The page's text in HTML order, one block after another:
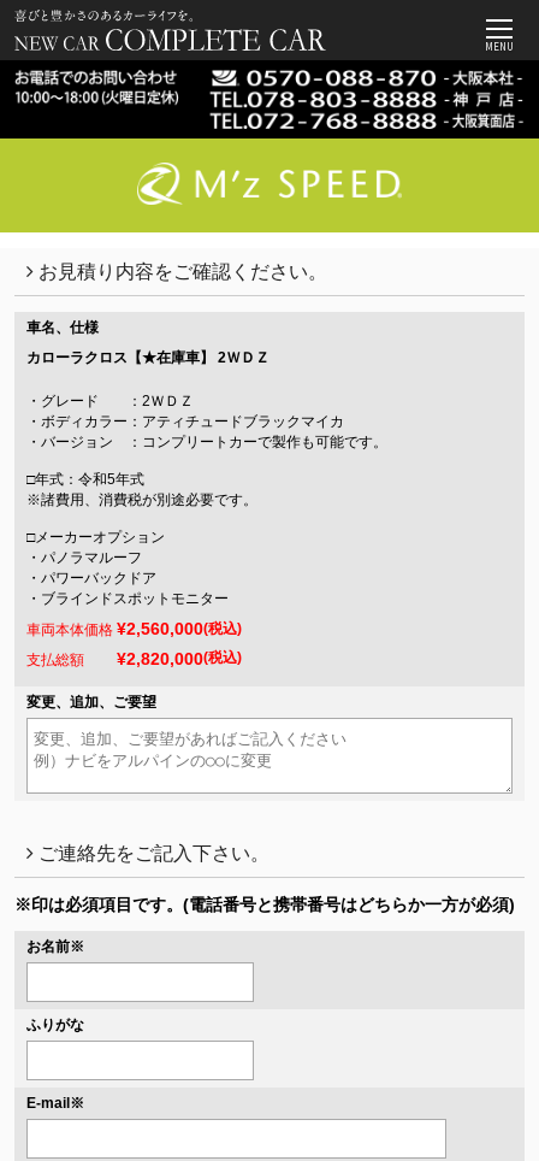
MENU
お見積り内容をご確認ください。
車名、仕様
カローラクロス【★在庫車】 2ＷＤＺ
・グレード ：2ＷＤＺ
・ボディカラー：アティチュードブラックマイカ
・バージョン ：コンプリートカーで製作も可能です。
□年式：令和5年式
※諸費用、消費税が別途必要です。
□メーカーオプション
・パノラマルーフ
・パワーバックドア
・ブラインドスポットモニター
車両本体価格 ¥2,560,000(税込)
支払総額 ¥2,820,000(税込)
変更、追加、ご要望
ご連絡先をご記入下さい。
※印は必須項目です。 (電話番号と携帯番号はどちらか一方が必須)
お名前※
ふりがな
E-mail ※